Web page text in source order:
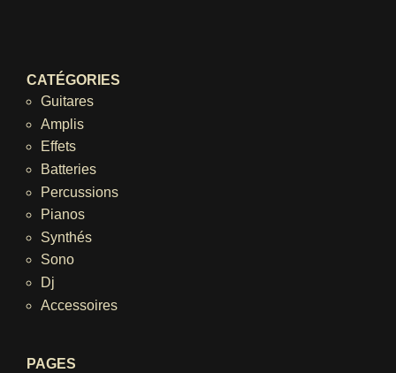
CATÉGORIES
Guitares
Amplis
Effets
Batteries
Percussions
Pianos
Synthés
Sono
Dj
Accessoires
PAGES